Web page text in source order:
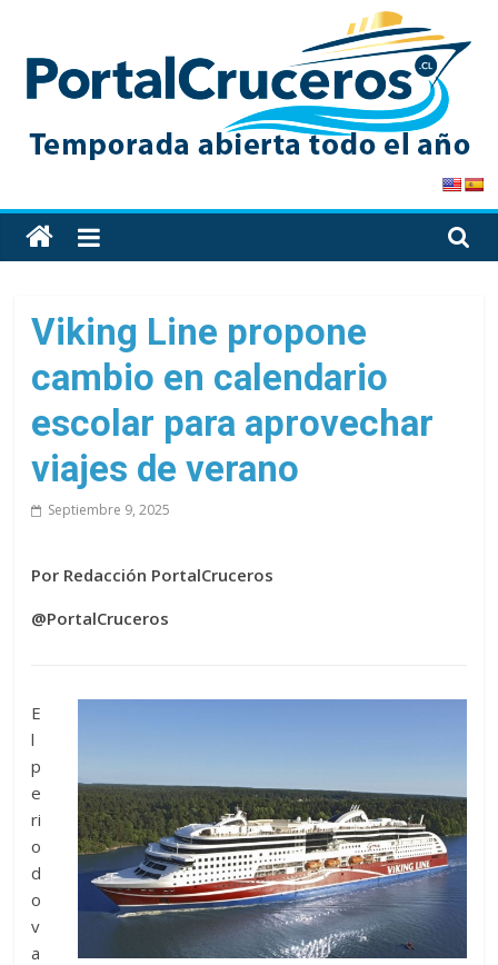
content
PortalCruceros
Toda
la
de
cruceros
en
solo
Viking Line propone
cambio en calendario
escolar para aprovechar
viajes de verano
Septiembre 9, 2025
Por Redacción PortalCruceros
@PortalCruceros
E
l
p
e
ri
o
d
o
v
a